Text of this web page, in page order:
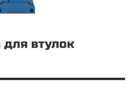
втулок